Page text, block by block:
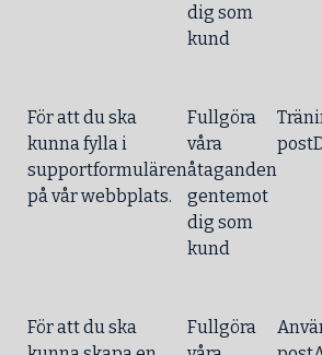
dig som
kund
För att du ska
kunna fylla i
supportformulären
på vår webbplats.
Fullgöra
våra
åtaganden
gentemot
dig som
kund
För att du ska
Fullgöra